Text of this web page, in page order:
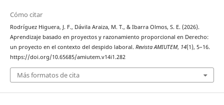
Cómo citar
Rodríguez Higuera, J. F., Dávila Araiza, M. T., & Ibarra Olmos, S. E. (2026).
Aprendizaje basado en proyectos y razonamiento proporcional en Derecho:
un proyecto en el contexto del despido laboral. Revista AMIUTEM, 14(1), 5–16.
https://doi.org/10.65685/amiutem.v14i1.282
Más formatos de cita